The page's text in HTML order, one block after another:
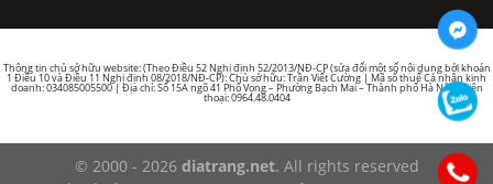
Thông tin chủ sở hữu website: (Theo Điều 52 Nghị định 52/2013/NĐ-CP (sửa đổi một số nội dung bởi khoản
1 Điều 10 và Điều 11 Nghị định 08/2018/NĐ-CP): Chủ sở hữu: Trần Viết Cường | Mã số thuế Cá nhân kinh
doanh: 034085005500 | Địa chỉ: Số 15A ngõ 41 Phố Vọng – Phường Bạch Mai – Thành phố Hà Nội | Điện
thoại: 0964.48.0404
© 2000 - 2026 diatrang.net. All rights reserved